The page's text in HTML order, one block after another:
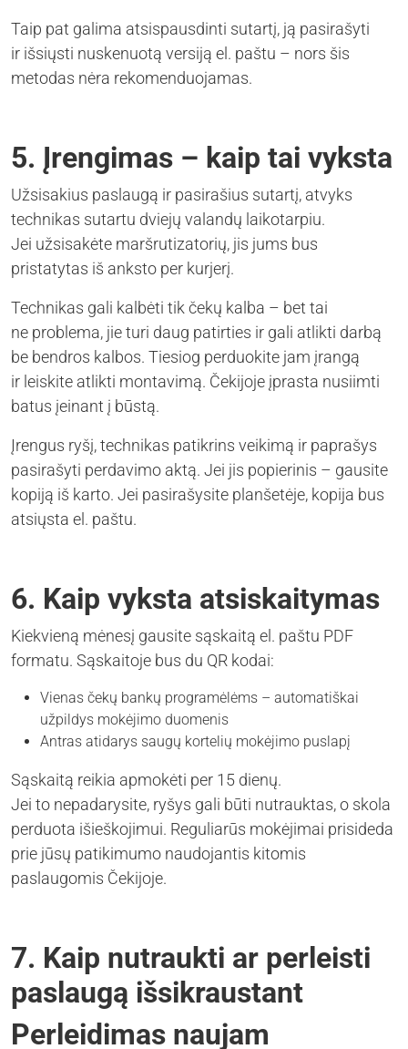
Taip pat galima atsispausdinti sutartį, ją pasirašyti
ir išsiųsti nuskenuotą versiją el. paštu – nors šis
metodas nėra rekomenduojamas.
5. Įrengimas – kaip tai vyksta
Užsisakius paslaugą ir pasirašius sutartį, atvyks
technikas sutartu dviejų valandų laikotarpiu.
Jei užsisakėte maršrutizatorių, jis jums bus
pristatytas iš anksto per kurjerį.
Technikas gali kalbėti tik čekų kalba – bet tai
ne problema, jie turi daug patirties ir gali atlikti darbą
be bendros kalbos. Tiesiog perduokite jam įrangą
ir leiskite atlikti montavimą. Čekijoje įprasta nusiimti
batus įeinant į būstą.
Įrengus ryšį, technikas patikrins veikimą ir paprašys
pasirašyti perdavimo aktą. Jei jis popierinis – gausite
kopiją iš karto. Jei pasirašysite planšetėje, kopija bus
atsiųsta el. paštu.
6. Kaip vyksta atsiskaitymas
Kiekvieną mėnesį gausite sąskaitą el. paštu PDF
formatu. Sąskaitoje bus du QR kodai:
Vienas čekų bankų programėlėms – automatiškai
užpildys mokėjimo duomenis
Antras atidarys saugų kortelių mokėjimo puslapį
Sąskaitą reikia apmokėti per 15 dienų.
Jei to nepadarysite, ryšys gali būti nutrauktas, o skola
perduota išieškojimui. Reguliarūs mokėjimai prisideda
prie jūsų patikimumo naudojantis kitomis
paslaugomis Čekijoje.
7. Kaip nutraukti ar perleisti
paslaugą išsikraustant
Perleidimas naujam